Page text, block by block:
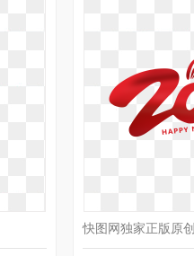
快图网独家正版原